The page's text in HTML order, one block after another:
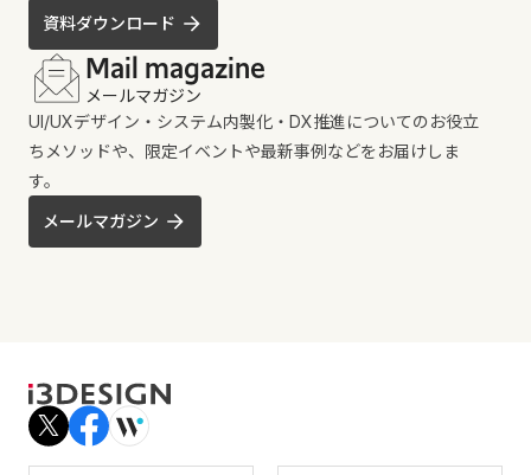
資料ダウンロード
Mail magazine
メールマガジン
UI/UXデザイン・システム内製化・DX推進についてのお役立
ちメソッドや、限定イベントや最新事例などをお届けしま
す。
メールマガジン